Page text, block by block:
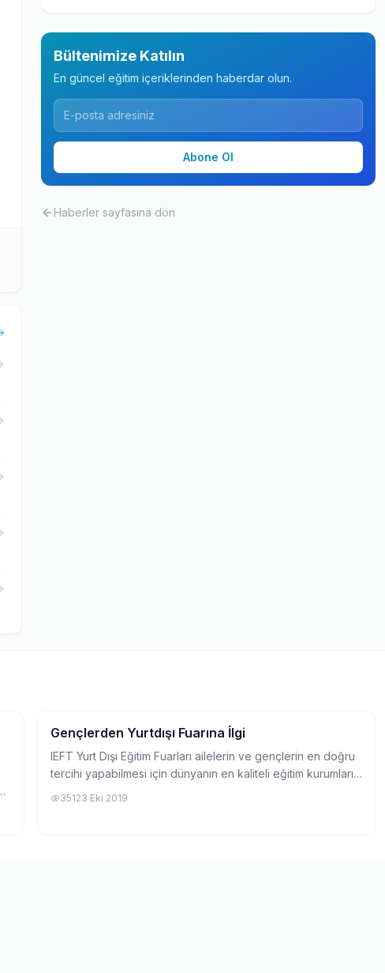
Bültenimize Katılın
En güncel eğitim içeriklerinden haberdar olun.
Abone Ol
Haberler sayfasına dön
Yurtdışında Üniversite
Gençlerden Yurtdışı Fuarına İlgi
IEFT Yurt Dışı Eğitim Fuarları ailelerin ve gençlerin en doğru
tercihi yapabilmesi için dünyanın en kaliteli eğitim kurumlarını
35123 Eki 2019